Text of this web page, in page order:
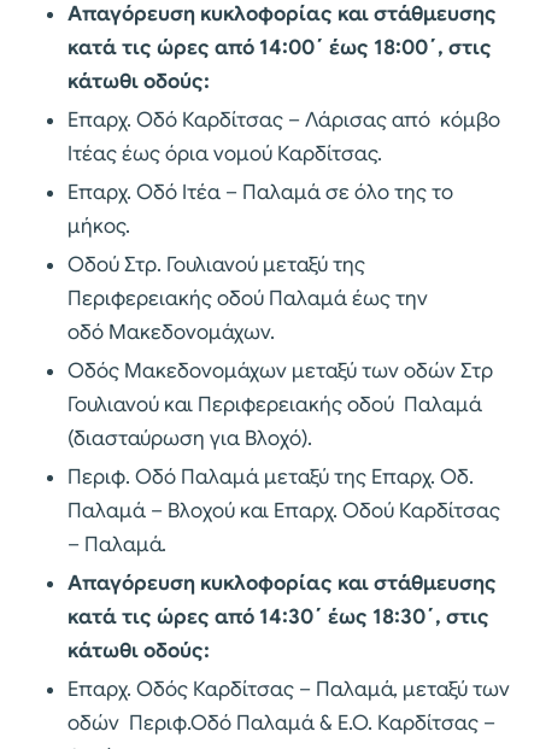
Απαγόρευση κυκλοφορίας και στάθμευσης
κατά τις ώρες από 14:00΄ έως 18:00΄, στις
κάτωθι οδούς:
Επαρχ. Οδό Καρδίτσας – Λάρισας από κόμβο
Ιτέας έως όρια νομού Καρδίτσας.
Επαρχ. Οδό Ιτέα – Παλαμά σε όλο της το
μήκος.
Οδού Στρ. Γουλιανού μεταξύ της
Περιφερειακής οδού Παλαμά έως την
οδό Μακεδονομάχων.
Οδός Μακεδονομάχων μεταξύ των οδών Στρ
Γουλιανού και Περιφερειακής οδού Παλαμά
(διασταύρωση για Βλοχό).
Περιφ. Οδό Παλαμά μεταξύ της Επαρχ. Οδ.
Παλαμά – Βλοχού και Επαρχ. Οδού Καρδίτσας
– Παλαμά.
Απαγόρευση κυκλοφορίας και στάθμευσης
κατά τις ώρες από 14:30΄ έως 18:30΄, στις
κάτωθι οδούς:
Επαρχ. Οδός Καρδίτσας – Παλαμά, μεταξύ των
οδών Περιφ.Οδό Παλαμά & Ε.Ο. Καρδίτσας –